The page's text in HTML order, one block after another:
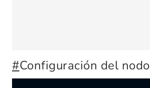
#Configuración del nodo